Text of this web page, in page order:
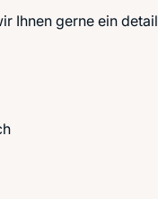
Ihnen gerne ein